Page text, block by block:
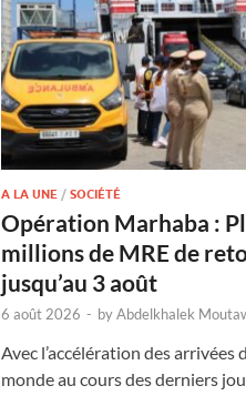
A LA UNE /SOCIÉTÉ
Opération Marhaba :
millions de MRE de
jusqu’au 3 août
6 août 2026 - byAbdelkhalek
Avec l’accélération des arrivées
monde au cours des derniers